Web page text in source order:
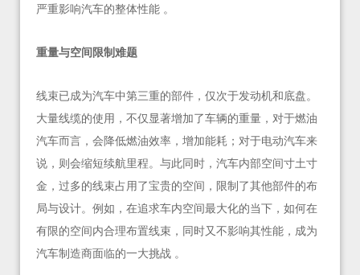
严重影响汽车的整体性能 。
重量与空间限制难题
线束已成为汽车中第三重的部件，仅次于发动机和底盘。
大量线缆的使用，不仅显著增加了车辆的重量，对于燃油
汽车而言，会降低燃油效率，增加能耗；对于电动汽车来
说，则会缩短续航里程。与此同时，汽车内部空间寸土寸
金，过多的线束占用了宝贵的空间，限制了其他部件的布
局与设计。例如，在追求车内空间最大化的当下，如何在
有限的空间内合理布置线束，同时又不影响其性能，成为
汽车制造商面临的一大挑战 。